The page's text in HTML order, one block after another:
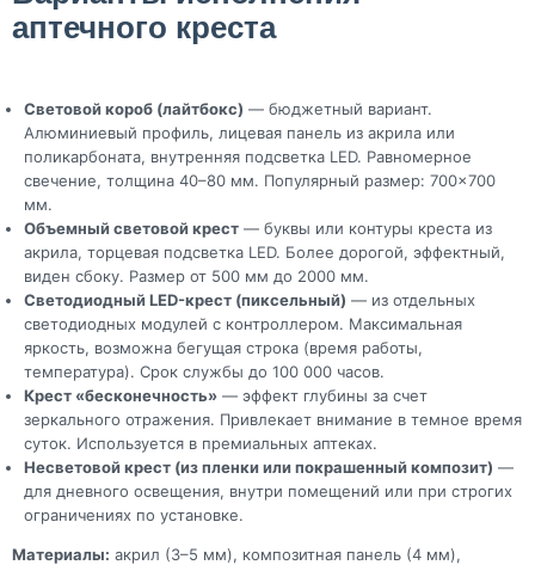
аптечного креста
Световой короб (лайтбокс) — бюджетный вариант.
Алюминиевый профиль, лицевая панель из акрила или
поликарбоната, внутренняя подсветка LED. Равномерное
свечение, толщина 40–80 мм. Популярный размер: 700×700
мм.
Объемный световой крест — буквы или контуры креста из
акрила, торцевая подсветка LED. Более дорогой, эффектный,
виден сбоку. Размер от 500 мм до 2000 мм.
Светодиодный LED-крест (пиксельный) — из отдельных
светодиодных модулей с контроллером. Максимальная
яркость, возможна бегущая строка (время работы,
температура). Срок службы до 100 000 часов.
Крест «бесконечность» — эффект глубины за счет
зеркального отражения. Привлекает внимание в темное время
суток. Используется в премиальных аптеках.
Несветовой крест (из пленки или покрашенный композит) —
для дневного освещения, внутри помещений или при строгих
ограничениях по установке.
Материалы: акрил (3–5 мм), композитная панель (4 мм),